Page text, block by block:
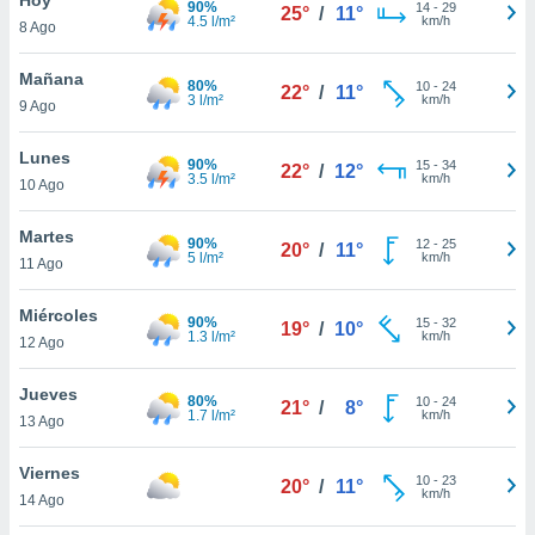
en
más
nuestra
de
cookies
aceptar
8 Ago
90%
4.5 l/m²
25° / 11° 14- 29
km/h
Mañana
9 Ago
80%
3 l/m²
22° / 11° 10- 24
km/h
Lunes
10 Ago
90%
3.5 l/m²
22° / 12° 15- 34
km/h
Martes
11 Ago
90%
5 l/m²
20° / 11° 12- 25
km/h
Miércoles
12 Ago
90%
1.3 l/m²
19° / 10° 15- 32
km/h
Jueves
13 Ago
80%
1.7 l/m²
21° / 8° 10- 24
km/h
Viernes
14 Ago
20° / 11° 10- 23
km/h